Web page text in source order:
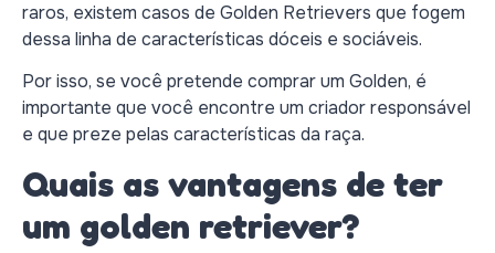
raros, existem casos de Golden Retrievers que fogem
dessa linha de características dóceis e sociáveis.
Por isso, se você pretende comprar um Golden, é
importante que você encontre um criador responsável
e que preze pelas características da raça.
Quais as vantagens de ter
um golden retriever?